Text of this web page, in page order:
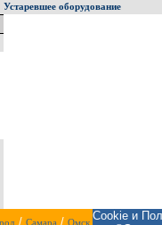
Устаревшее оборудование
/ Самара / Омск Cookie и